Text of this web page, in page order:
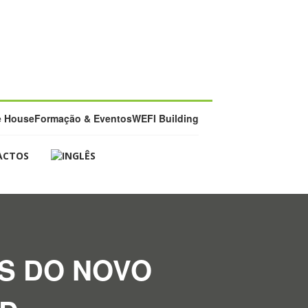
HouseFormação & EventosWEFI Building
DO NOVO